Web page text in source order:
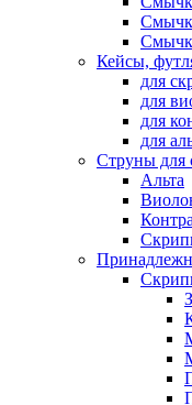
Кейсы,
для
для
для
для
Струны для
Альта